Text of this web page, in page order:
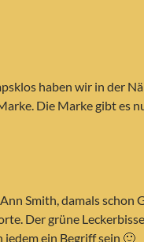
haben wir in der
Die Marke gibt es
Smith, damals schon
Der grüne
ein Begriff sein 🙂